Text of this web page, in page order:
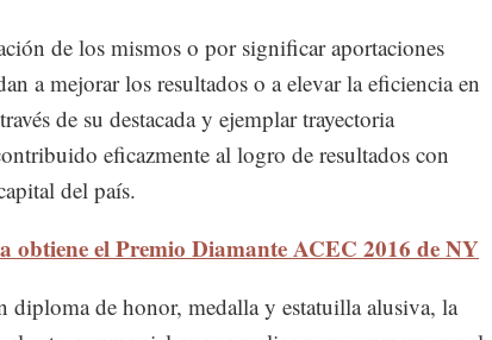
de los mismos o por significar aportaciones
a mejorar los resultados o a elevar la eficiencia en
de su destacada y ejemplar trayectoria
eficazmente al logro de resultados con
del país.
obtiene el Premio Diamante ACEC 2016 de NY
diploma de honor, medalla y estatuilla alusiva, la